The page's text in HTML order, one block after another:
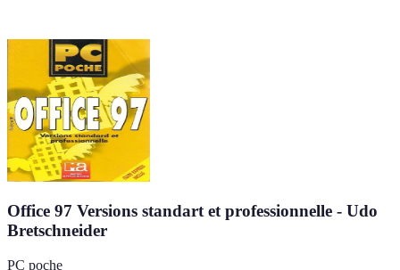
Office 97 Versions standart et professionnelle - Udo
Bretschneider
PC poche